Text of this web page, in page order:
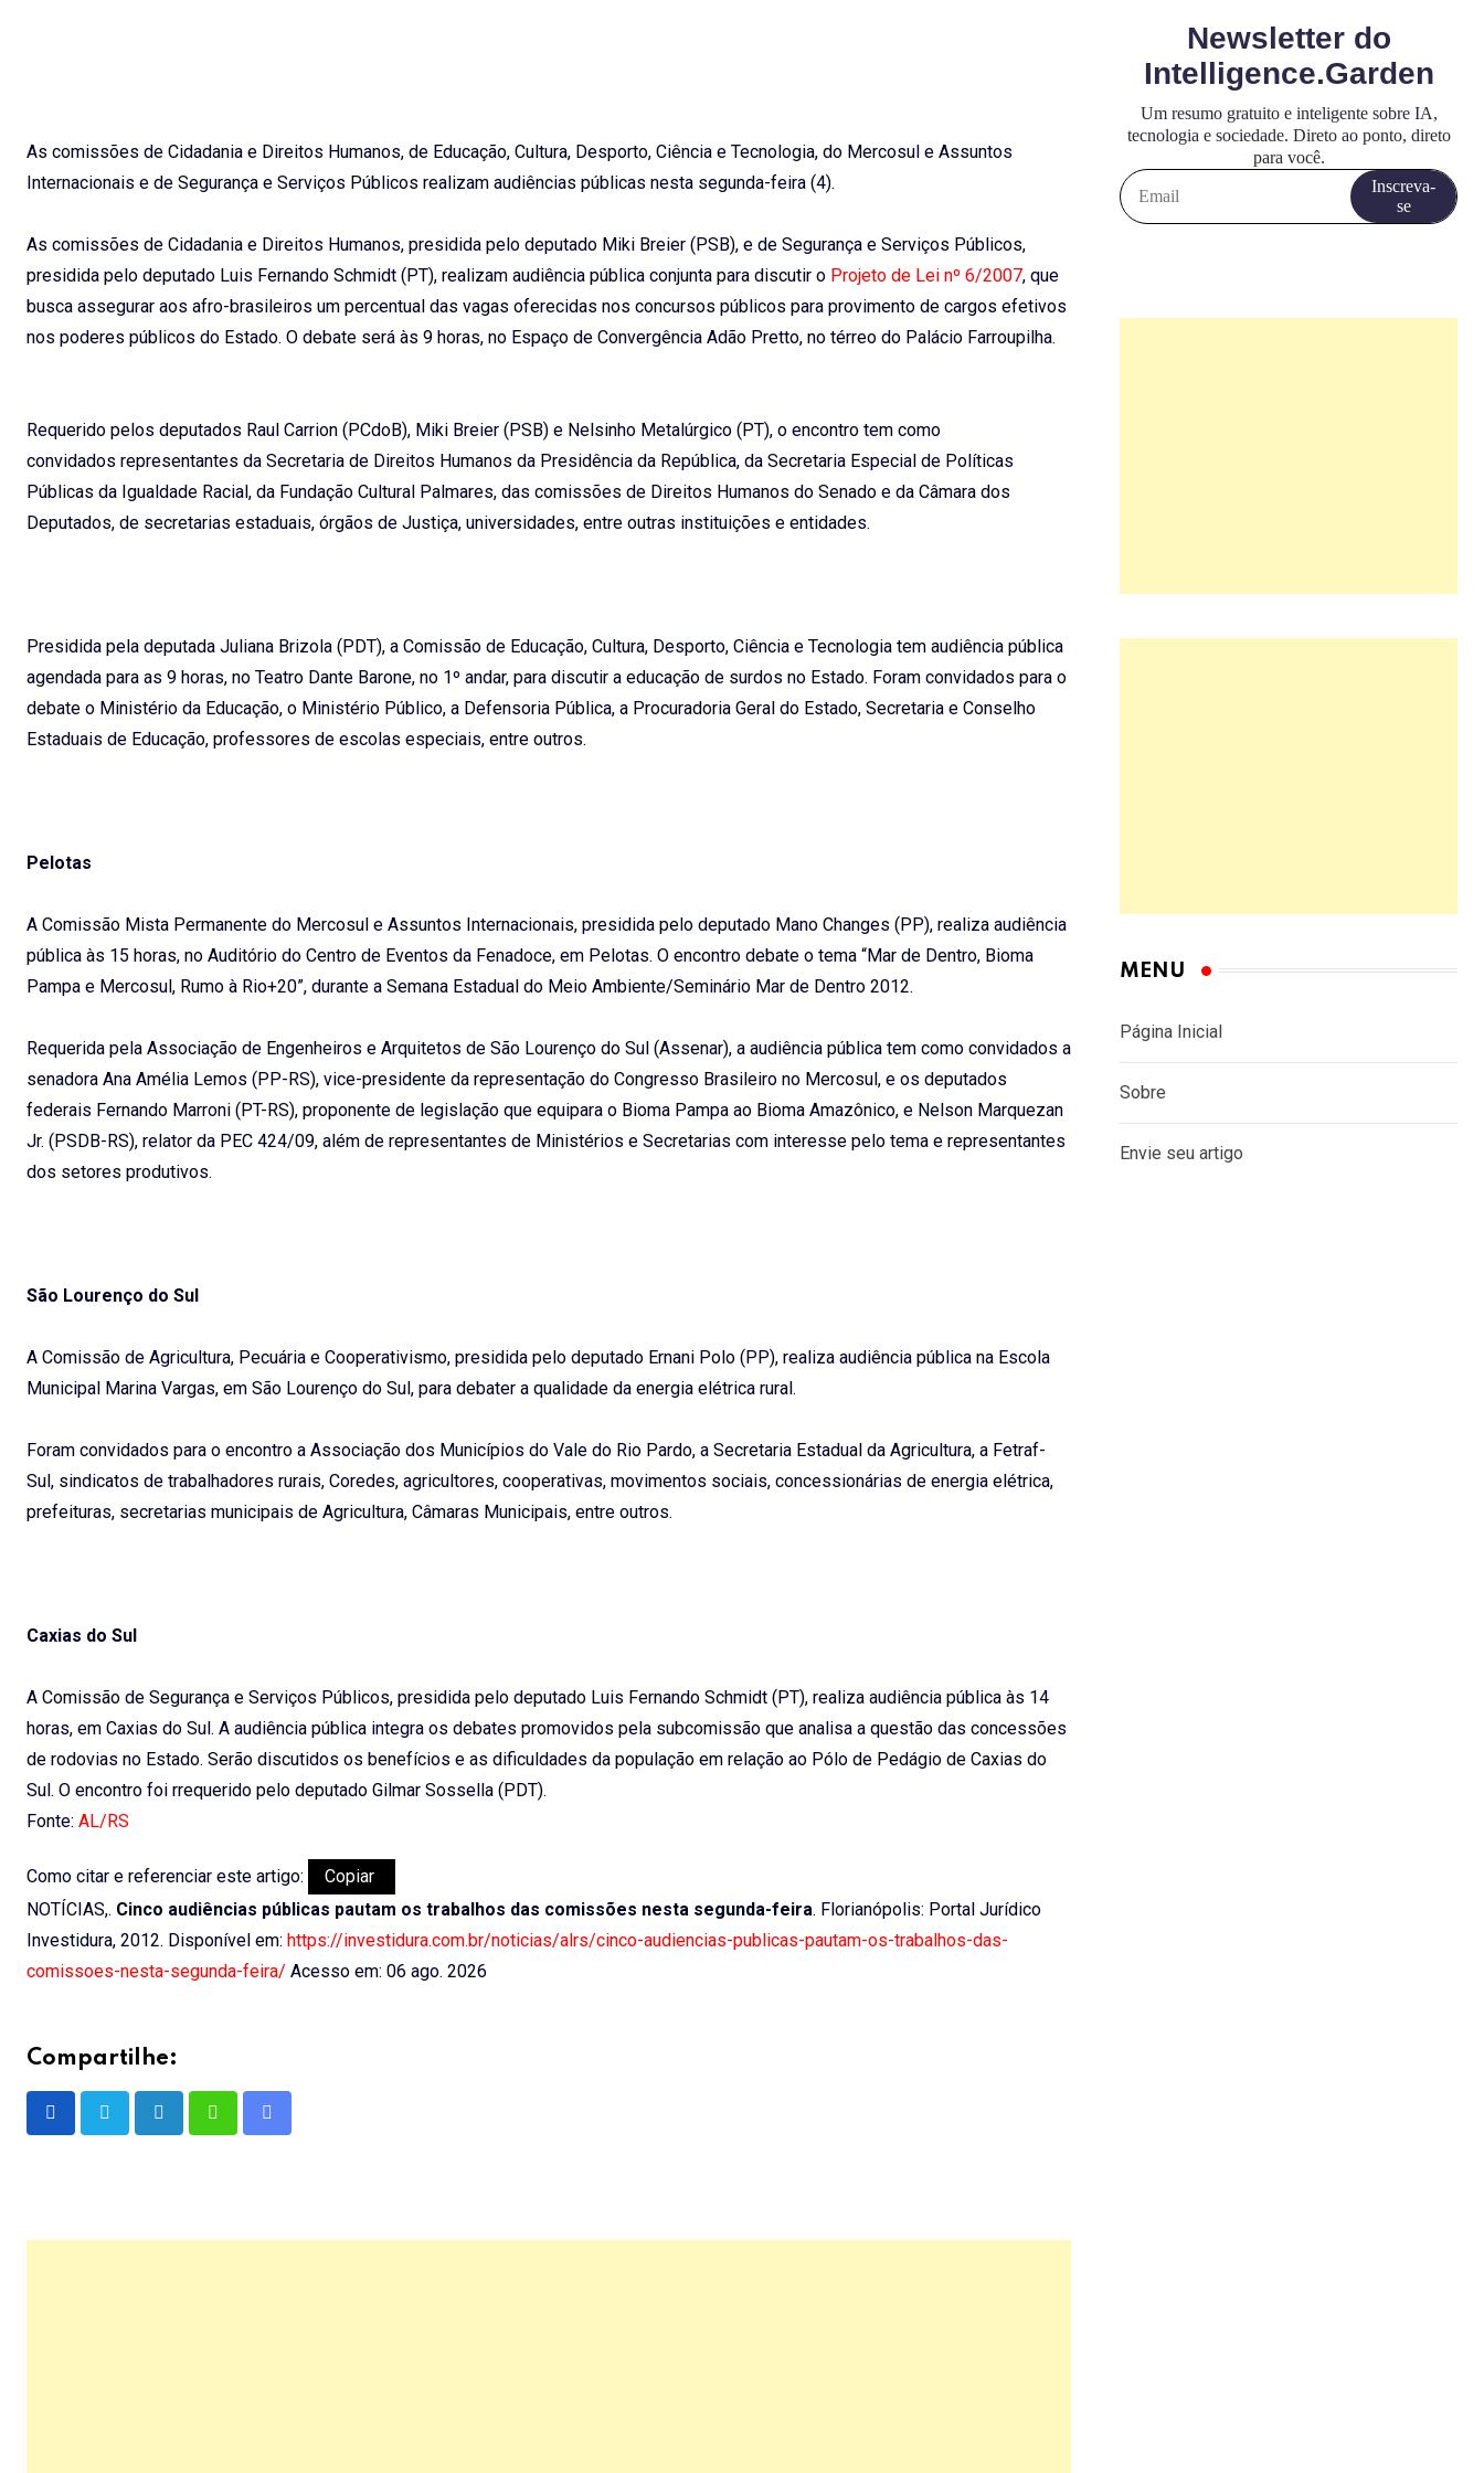
As comissões de Cidadania e Direitos Humanos, de Educação, Cultura, Desporto, Ciência e Tecnologia, do Mercosul e Assuntos
Internacionais e de Segurança e Serviços Públicos realizam audiências públicas nesta segunda-feira (4).
As comissões de Cidadania e Direitos Humanos, presidida pelo deputado Miki Breier (PSB), e de Segurança e Serviços Públicos,
presidida pelo deputado Luis Fernando Schmidt (PT), realizam audiência pública conjunta para discutir o Projeto de Lei nº 6/2007, que
busca assegurar aos afro-brasileiros um percentual das vagas oferecidas nos concursos públicos para provimento de cargos efetivos
nos poderes públicos do Estado. O debate será às 9 horas, no Espaço de Convergência Adão Pretto, no térreo do Palácio Farroupilha.
Requerido pelos deputados Raul Carrion (PCdoB), Miki Breier (PSB) e Nelsinho Metalúrgico (PT), o encontro tem como
convidados representantes da Secretaria de Direitos Humanos da Presidência da República, da Secretaria Especial de Políticas
Públicas da Igualdade Racial, da Fundação Cultural Palmares, das comissões de Direitos Humanos do Senado e da Câmara dos
Deputados, de secretarias estaduais, órgãos de Justiça, universidades, entre outras instituições e entidades.
Presidida pela deputada Juliana Brizola (PDT), a Comissão de Educação, Cultura, Desporto, Ciência e Tecnologia tem audiência pública
agendada para as 9 horas, no Teatro Dante Barone, no 1º andar, para discutir a educação de surdos no Estado. Foram convidados para o
debate o Ministério da Educação, o Ministério Público, a Defensoria Pública, a Procuradoria Geral do Estado, Secretaria e Conselho
Estaduais de Educação, professores de escolas especiais, entre outros.
Pelotas
A Comissão Mista Permanente do Mercosul e Assuntos Internacionais, presidida pelo deputado Mano Changes (PP), realiza audiência
pública às 15 horas, no Auditório do Centro de Eventos da Fenadoce, em Pelotas. O encontro debate o tema “Mar de Dentro, Bioma
Pampa e Mercosul, Rumo à Rio+20”, durante a Semana Estadual do Meio Ambiente/Seminário Mar de Dentro 2012.
Requerida pela Associação de Engenheiros e Arquitetos de São Lourenço do Sul (Assenar), a audiência pública tem como convidados a
senadora Ana Amélia Lemos (PP-RS), vice-presidente da representação do Congresso Brasileiro no Mercosul, e os deputados
federais Fernando Marroni (PT-RS), proponente de legislação que equipara o Bioma Pampa ao Bioma Amazônico, e Nelson Marquezan
Jr. (PSDB-RS), relator da PEC 424/09, além de representantes de Ministérios e Secretarias com interesse pelo tema e representantes
dos setores produtivos.
São Lourenço do Sul
A Comissão de Agricultura, Pecuária e Cooperativismo, presidida pelo deputado Ernani Polo (PP), realiza audiência pública na Escola
Municipal Marina Vargas, em São Lourenço do Sul, para debater a qualidade da energia elétrica rural.
Foram convidados para o encontro a Associação dos Municípios do Vale do Rio Pardo, a Secretaria Estadual da Agricultura, a Fetraf-
Sul, sindicatos de trabalhadores rurais, Coredes, agricultores, cooperativas, movimentos sociais, concessionárias de energia elétrica,
prefeituras, secretarias municipais de Agricultura, Câmaras Municipais, entre outros.
Caxias do Sul
A Comissão de Segurança e Serviços Públicos, presidida pelo deputado Luis Fernando Schmidt (PT), realiza audiência pública às 14
horas, em Caxias do Sul. A audiência pública integra os debates promovidos pela subcomissão que analisa a questão das concessões
de rodovias no Estado. Serão discutidos os benefícios e as dificuldades da população em relação ao Pólo de Pedágio de Caxias do
Sul. O encontro foi rrequerido pelo deputado Gilmar Sossella (PDT).
Fonte: AL/RS
Como citar e referenciar este artigo:
Copiar
NOTÍCIAS,. Cinco audiências públicas pautam os trabalhos das comissões nesta segunda-feira. Florianópolis: Portal Jurídico
Investidura, 2012. Disponível em: https://investidura.com.br/noticias/alrs/cinco-audiencias-publicas-pautam-os-trabalhos-das-
comissoes-nesta-segunda-feira/ Acesso em: 06 ago. 2026
Compartilhe:
LinkedInWhatsappShare